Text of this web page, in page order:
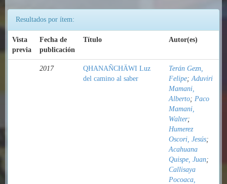
Resultados por ítem:
Vista
previa
Fecha de
publicación
Título Autor(es)
2017
QHANAÑCHÄWI Luz
del camino al saber
Terán Gezn,
Felipe;Aduviri
Mamani,
Alberto; Paco
Mamani,
Walter;
Humerez
Oscori, Jesús;
Acahuana
Quispe, Juan;
Callisaya
Pocoaca,